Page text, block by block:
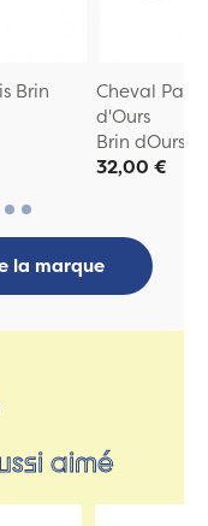
Brin
Cheval
d'Ours
Brin dOurs
32,00 €
la marque
aimé